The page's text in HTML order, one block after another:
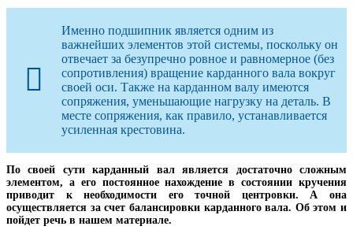
Именно подшипник является одним из
важнейших элементов этой системы, поскольку он
отвечает за безупречно ровное и равномерное (без
сопротивления) вращение карданного вала вокруг
своей оси. Также на карданном валу имеются
сопряжения, уменьшающие нагрузку на деталь. В
месте сопряжения, как правило, устанавливается
усиленная крестовина.
По своей сути карданный вал является достаточно сложным
элементом, а его постоянное нахождение в состоянии кручения
приводит к необходимости его точной центровки. А она
осуществляется за счет балансировки карданного вала. Об этом и
пойдет речь в нашем материале.